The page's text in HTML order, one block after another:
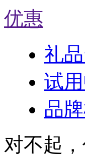
优惠
礼
试
品
对不起